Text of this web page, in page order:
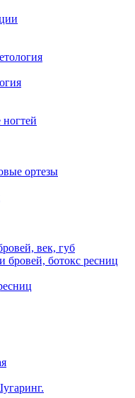
ортезы
век, губ
бровей, бoтoкс ресниц